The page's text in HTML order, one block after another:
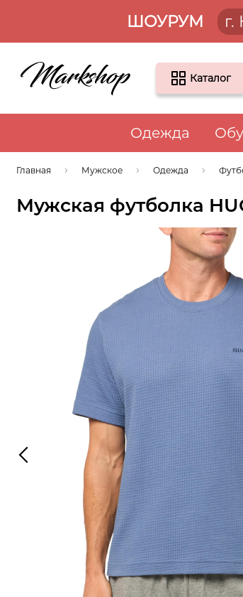
ШОУРУМ
Каталог
Одежда
Главная Мужское Одежда
Мужская футболка